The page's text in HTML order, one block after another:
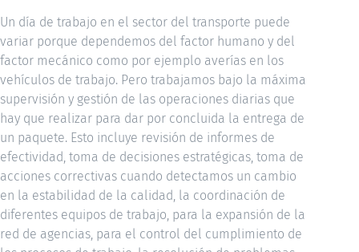
Un día de trabajo en el sector del transporte puede
variar porque dependemos del factor humano y del
factor mecánico como por ejemplo averías en los
vehículos de trabajo. Pero trabajamos bajo la máxima
supervisión y gestión de las operaciones diarias que
hay que realizar para dar por concluida la entrega de
un paquete. Esto incluye revisión de informes de
efectividad, toma de decisiones estratégicas, toma de
acciones correctivas cuando detectamos un cambio
en la estabilidad de la calidad, la coordinación de
diferentes equipos de trabajo, para la expansión de la
red de agencias, para el control del cumplimiento de